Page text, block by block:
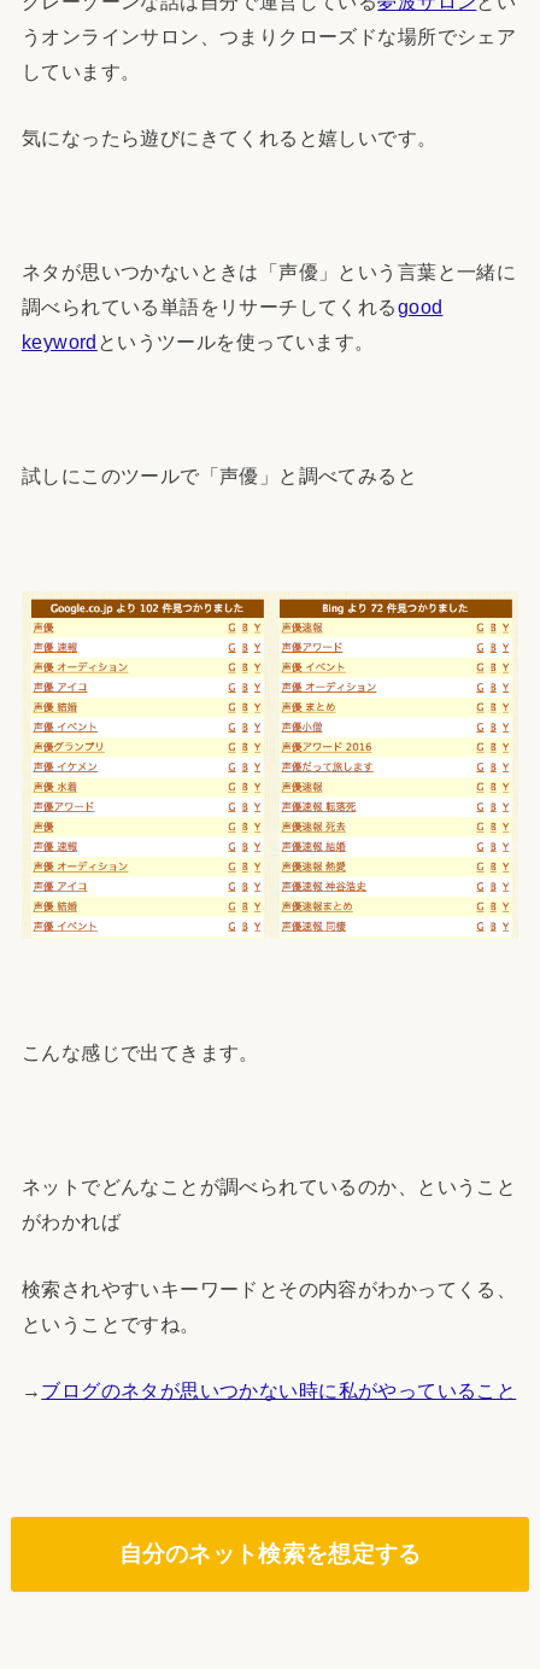
うオンラインサロン、つまりクローズドな場所でシェア
しています。
気になったら遊びにきてくれると嬉しいです。
ネタが思いつかないときは「声優」という言葉と一緒に
調べられている単語をリサーチしてくれるgood
keyword というツールを使っています。
試しにこのツールで「声優」と調べてみると
こんな感じで出てきます。
ネットでどんなことが調べられているのか、ということ
がわかれば
検索されやすいキーワードとその内容がわかってくる、
ということですね。
→ ブログのネタが思いつかない時に私がやっていること
自分のネット検索を想定する